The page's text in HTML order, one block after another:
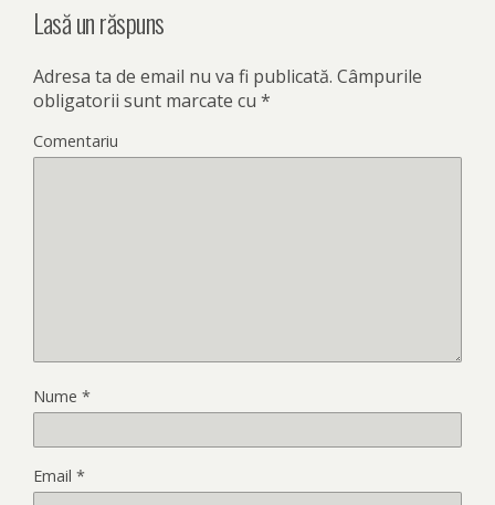
Lasă un răspuns
Adresa ta de email nu va fi publicată. Câmpurile
obligatorii sunt marcate cu *
Comentariu
Nume *
Email *